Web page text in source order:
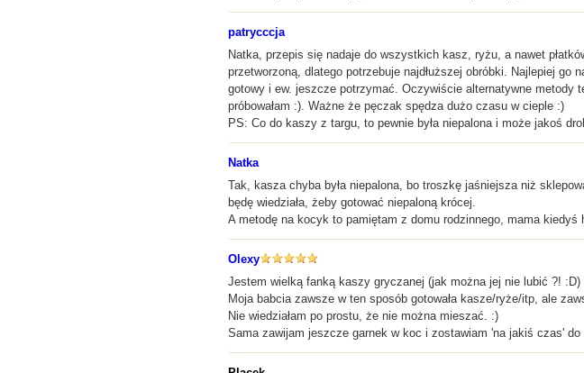
patrycccja
Natka, przepis się nadaje do wszystkich kasz, ryżu, a nawet
przetworzoną, dlatego potrzebuje najdłuższej obróbki. Najlepiej
gotowy i ew. jeszcze potrzymać. Oczywiście alternatywne metody
próbowałam :). Ważne że pęczak spędza dużo czasu w cieple :)
PS: Co do kaszy z targu, to pewnie była niepalona i może jakoś
Natka
Tak, kasza chyba była niepalona, bo troszkę jaśniejsza niż
będę wiedziała, żeby gotować niepaloną krócej.
A metodę na kocyk to pamiętam z domu rodzinnego, mama
Olexy
Jestem wielką fanką kaszy gryczanej (jak można jej nie lubić ?!
Moja babcia zawsze w ten sposób gotowała kasze/ryże/itp, ale
Nie wiedziałam po prostu, że nie można mieszać. :)
Sama zawijam jeszcze garnek w koc i zostawiam 'na jakiś czas' do